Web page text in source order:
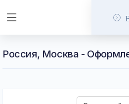
Россия, Москва -